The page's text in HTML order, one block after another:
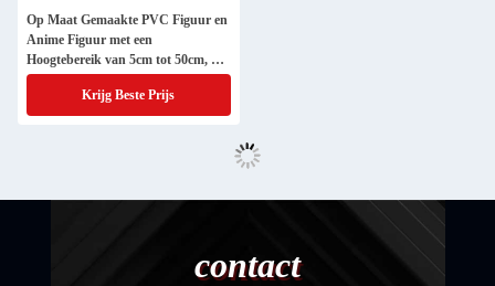
Op Maat Gemaakte PVC Figuur en
Anime Figuur met een
Hoogtebereik van 5cm tot 50cm, 2D
tot 3D Modellering en ISO9001
GecertificeerdKrijg Beste Prijs
contact